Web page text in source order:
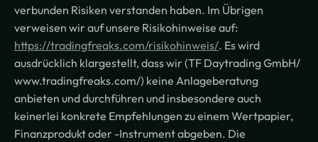
verbunden Risiken verstanden haben. Im Übrigen
verweisen wir auf unsere Risikohinweise auf:
https://tradingfreaks.com/risikohinweis/. Es wird
ausdrücklich klargestellt, dass wir (TF Daytrading GmbH/
www.tradingfreaks.com/) keine Anlageberatung
anbieten und durchführen und insbesondere auch
keinerlei konkrete Empfehlungen zu einem Wertpapier,
Finanzprodukt oder -Instrument abgeben. Die